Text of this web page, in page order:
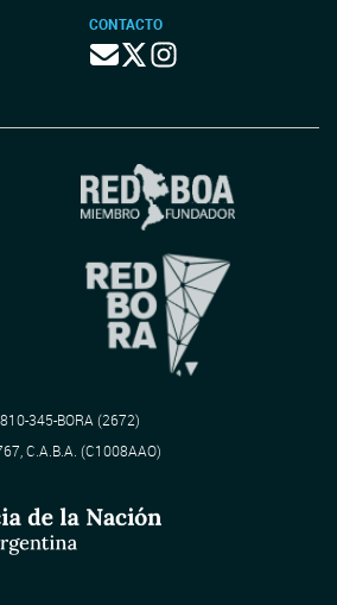
CONTACTO
345-BORA (2672)
C.A.B.A. (C1008AAO)